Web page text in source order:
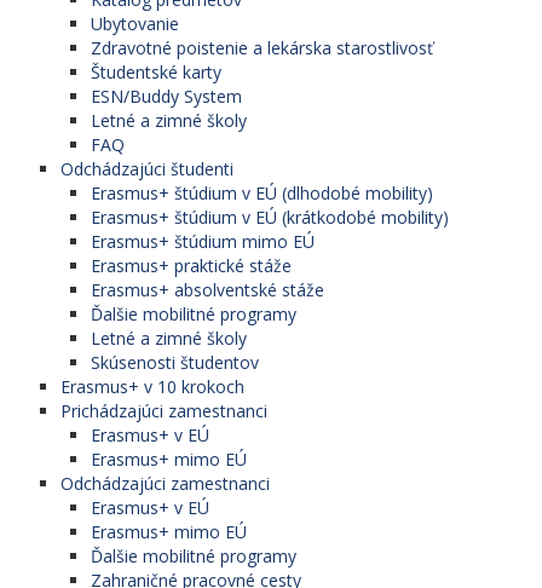
Ubytovanie
Zdravotné poistenie a lekárska starostlivosť
Študentské karty
ESN/Buddy System
Letné a zimné školy
FAQ
Odchádzajúci študenti
Erasmus+ štúdium v EÚ (dlhodobé mobility)
Erasmus+ štúdium v EÚ (krátkodobé mobility)
Erasmus+ štúdium mimo EÚ
Erasmus+ praktické stáže
Erasmus+ absolventské stáže
Ďalšie mobilitné programy
Letné a zimné školy
Skúsenosti študentov
Erasmus+ v 10 krokoch
Prichádzajúci zamestnanci
Erasmus+ v EÚ
Erasmus+ mimo EÚ
Odchádzajúci zamestnanci
Erasmus+ v EÚ
Erasmus+ mimo EÚ
Ďalšie mobilitné programy
Zahraničné pracovné cesty